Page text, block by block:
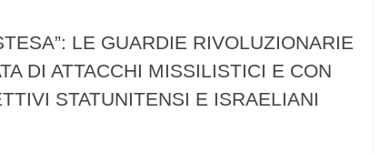
LE GUARDIE RIVOLUZIONARIE
DI ATTACCHI MISSILISTICI E CON
STATUNITENSI E ISRAELIANI